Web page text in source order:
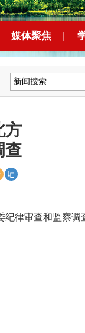
媒体聚焦 |
方
查
律审查和监察调